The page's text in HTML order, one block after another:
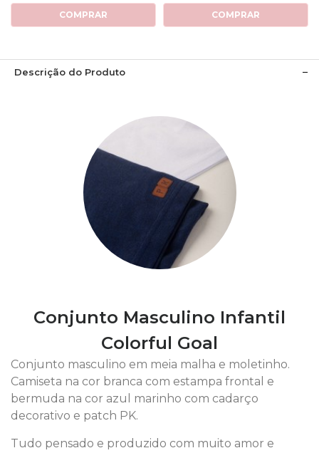
COMPRAR COMPRAR
Descrição do Produto
Conjunto Masculino Infantil
Colorful Goal
Conjunto masculino em meia malha e moletinho.
Camiseta na cor branca com estampa frontal e
bermuda na cor azul marinho com cadarço
decorativo e patch PK.
Tudo pensado e produzido com muito amor e